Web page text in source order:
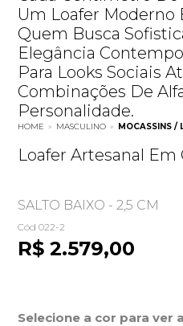
Um Loafer Moderno
Quem Busca
Elegância
Para Looks Sociais
Combinações De
Personalidade.
HOME » MASCULINO » MOCASSINS /
Loafer Artesanal
SALTO BAIXO - 2,5 CM
Cód 022-2
R$ 2.579,00
Selecione a cor para ver